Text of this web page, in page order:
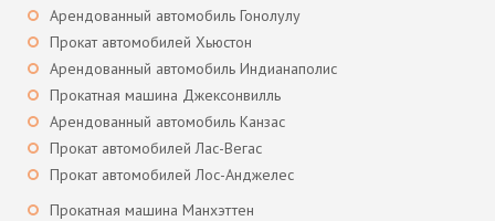
Арендованный автомобиль Гонолулу
Прокат автомобилей Хьюстон
Арендованный автомобиль Индианаполис
Прокатная машина Джексонвилль
Арендованный автомобиль Канзас
Прокат автомобилей Лас-Вегас
Прокат автомобилей Лос-Анджелес
Прокатная машина Манхэттен